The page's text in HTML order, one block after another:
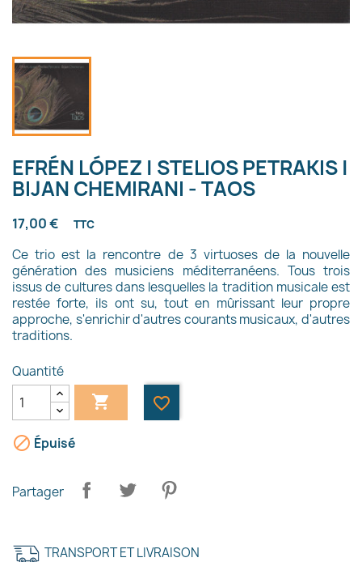
EFRÉN LÓPEZ | STELIOS PETRAKIS |
BIJAN CHEMIRANI - TAOS
17,00 € TTC
Ce trio est la rencontre de 3 virtuoses de la nouvelle
génération des musiciens méditerranéens. Tous trois
issus de cultures dans lesquelles la tradition musicale est
restée forte, ils ont su, tout en mûrissant leur propre
approche, s'enrichir d'autres courants musicaux, d'autres
traditions.
Quantité
 favorite_border
 Épuisé
Partager
TRANSPORT ET LIVRAISON